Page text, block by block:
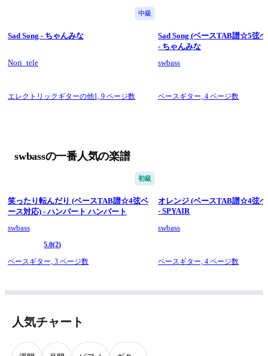
ぜひ楽しんで弾いて頂けたらと思います！
中級
Sad Song - ちゃんみな
Nori_tele
エレクトリックギターの他1, 9 ページ数
Sad Song (ベースTAB譜☆5弦
- ちゃんみな
swbass
ベースギター,4 ページ数
swbassの一番人気の楽譜
初級
笑ったり転んだり (ベースTAB譜☆4弦ベ
ース対応) - ハンバート ハンバート
swbass
5.0(2)
ベースギター, 3 ページ数
オレンジ (ベースTAB譜☆4弦
- SPYAIR
swbass
ベースギター,4 ページ数
人気チャート